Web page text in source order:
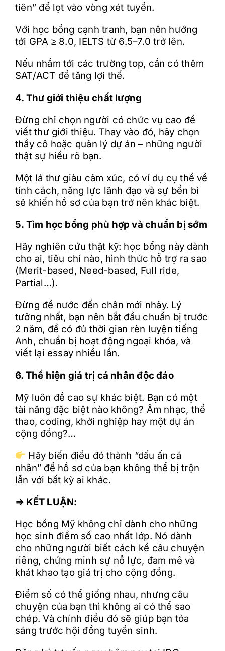
tiên” để lọt vào vòng xét tuyển.
Với học bổng cạnh tranh, bạn nên hướng
tới GPA ≥ 8.0, IELTS từ 6.5–7.0 trở lên.
Nếu nhắm tới các trường top, cần có thêm
SAT/ACT để tăng lợi thế.
4. Thư giới thiệu chất lượng
Đừng chỉ chọn người có chức vụ cao để
viết thư giới thiệu. Thay vào đó, hãy chọn
thầy cô hoặc quản lý dự án – những người
thật sự hiểu rõ bạn.
Một lá thư giàu cảm xúc, có ví dụ cụ thể về
tính cách, năng lực lãnh đạo và sự bền bỉ
sẽ khiến hồ sơ của bạn trở nên khác biệt.
5. Tìm học bổng phù hợp và chuẩn bị sớm
Hãy nghiên cứu thật kỹ: học bổng này dành
cho ai, tiêu chí nào, hình thức hỗ trợ ra sao
(Merit-based, Need-based, Full ride,
Partial…).
Đừng để nước đến chân mới nhảy. Lý
tưởng nhất, bạn nên bắt đầu chuẩn bị trước
2 năm, để có đủ thời gian rèn luyện tiếng
Anh, chuẩn bị hoạt động ngoại khóa, và
viết lại essay nhiều lần.
6. Thể hiện giá trị cá nhân độc đáo
Mỹ luôn đề cao sự khác biệt. Bạn có một
tài năng đặc biệt nào không? Âm nhạc, thể
thao, coding, khởi nghiệp hay một dự án
cộng đồng?…
Hãy biến điều đó thành “dấu ấn cá
nhân” để hồ sơ của bạn không thể bị trộn
lẫn với bất kỳ ai khác.
⇒ KẾT LUẬN:
Học bổng Mỹ không chỉ dành cho những
học sinh điểm số cao nhất lớp. Nó dành
cho những người biết cách kể câu chuyện
riêng, chứng minh sự nỗ lực, đam mê và
khát khao tạo giá trị cho cộng đồng.
Điểm số có thể giống nhau, nhưng câu
chuyện của bạn thì không ai có thể sao
chép. Và chính điều đó sẽ giúp bạn tỏa
sáng trước hội đồng tuyển sinh.